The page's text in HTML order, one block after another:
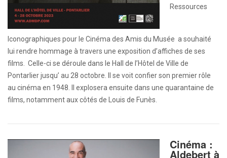
Ressources
Iconographiques pour le Cinéma des Amis du Musée a souhaité
lui rendre hommage à travers une exposition d’affiches de ses
films. Celle-ci se déroule dans le Hall de l’Hôtel de Ville de
Pontarlier jusqu’ au 28 octobre. Il se voit confier son premier rôle
au cinéma en 1948. Il explosera ensuite dans une quarantaine de
films, notamment aux côtés de Louis de Funès.
Cinéma :
Aldebert à